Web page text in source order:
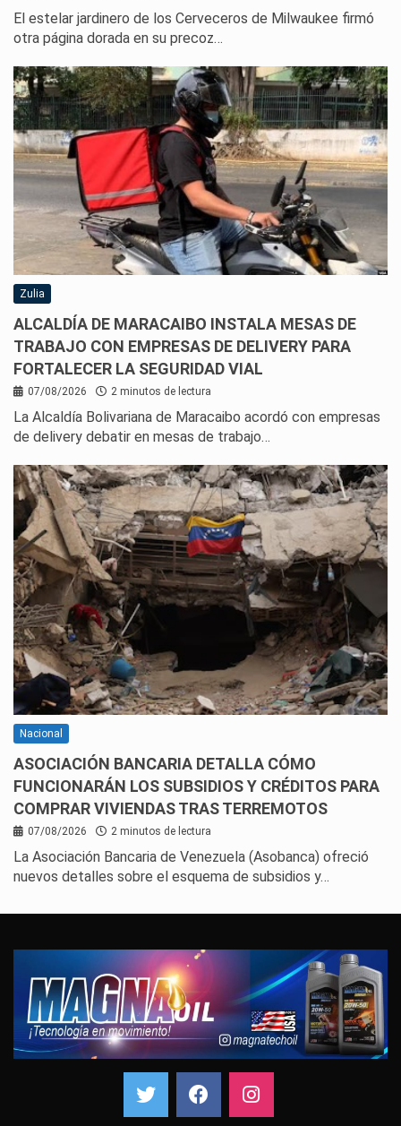
El estelar jardinero de los Cerveceros de Milwaukee firmó
otra página dorada en su precoz…
Zulia
ALCALDÍA DE MARACAIBO INSTALA MESAS DE
TRABAJO CON EMPRESAS DE DELIVERY PARA
FORTALECER LA SEGURIDAD VIAL
07/08/2026 2 minutos de lectura
La Alcaldía Bolivariana de Maracaibo acordó con empresas
de delivery debatir en mesas de trabajo…
Nacional
ASOCIACIÓN BANCARIA DETALLA CÓMO
FUNCIONARÁN LOS SUBSIDIOS Y CRÉDITOS PARA
COMPRAR VIVIENDAS TRAS TERREMOTOS
07/08/2026 2 minutos de lectura
La Asociación Bancaria de Venezuela (Asobanca) ofreció
nuevos detalles sobre el esquema de subsidios y…